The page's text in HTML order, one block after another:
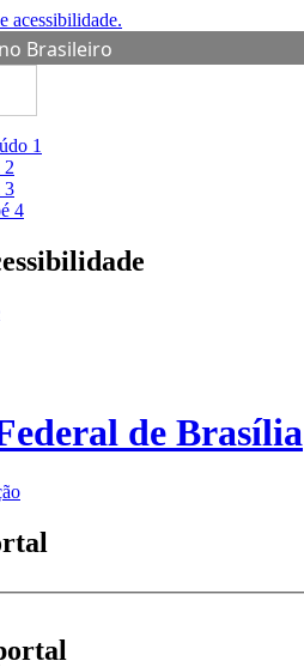
acessibilidade.
Brasileiro
1
2
3
4
de Brasília